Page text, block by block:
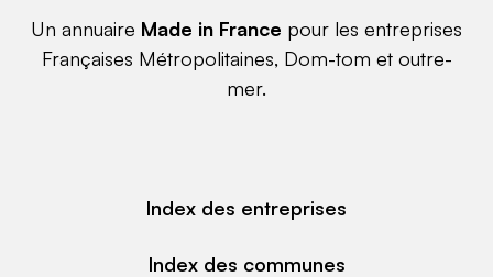
Un annuaire Made in France pour les entreprises
Françaises Métropolitaines, Dom-tom et outre-
mer.
Index des entreprises
Index des communes